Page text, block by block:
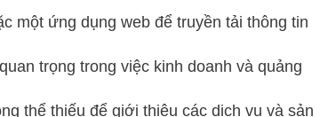
một ứng dụng web để truyền tải thông tin
trọng trong việc kinh doanh và quảng
thể thiếu để giới thiệu các dịch vụ và sản